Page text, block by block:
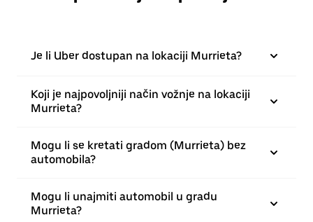
Je li Uber dostupan na lokaciji Murrieta?
Koji je najpovoljniji način vožnje na lokaciji
Murrieta?
Mogu li se kretati gradom (Murrieta) bez
automobila?
Mogu li unajmiti automobil u gradu
Murrieta?